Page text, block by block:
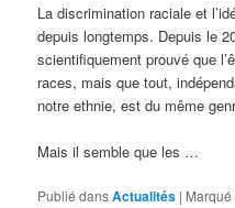
La discrimination raciale et
depuis longtemps. Depuis le
scientifiquement prouvé que
races, mais que tout,
notre ethnie, est du même
Mais il semble que les …
Publié dansActualités |